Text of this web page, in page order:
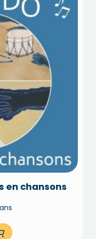
en chansons